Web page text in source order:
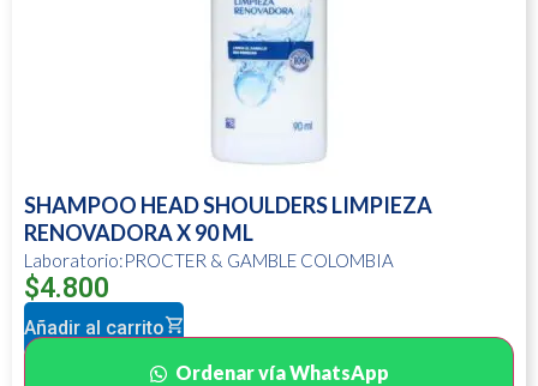
SHAMPOO HEAD SHOULDERS LIMPIEZA
RENOVADORA X 90 ML
Laboratorio:PROCTER & GAMBLE COLOMBIA
$4.800
Añadir al carrito
Ordenar vía WhatsApp